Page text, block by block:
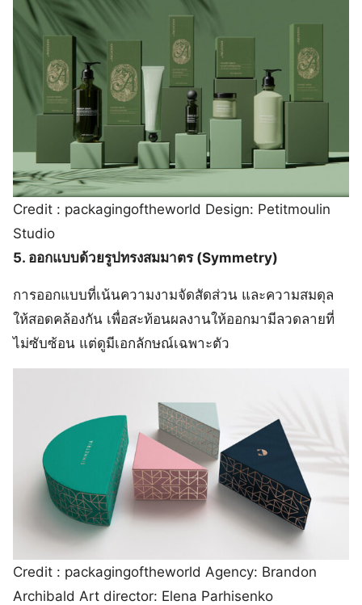
Credit : packagingoftheworld Design: Petitmoulin
Studio
5. ออกแบบด้วยรูปทรงสมมาตร (Symmetry)
การออกแบบที่เน้นความงามจัดสัดส่วน และความสมดุล
ให้สอดคล้องกัน เพื่อสะท้อนผลงานให้ออกมามีลวดลายที่
ไม่ซับซ้อน แต่ดูมีเอกลักษณ์เฉพาะตัว
Credit : packagingoftheworld Agency: Brandon
Archibald Art director: Elena Parhisenko